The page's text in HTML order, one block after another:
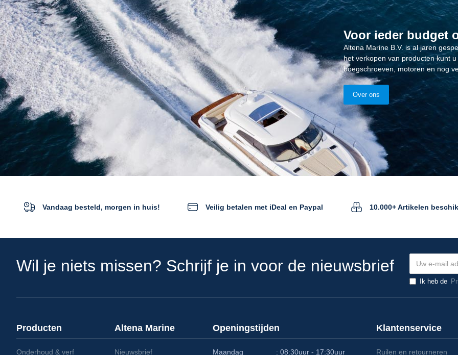
Voor ieder budget
Altena Marine B.V. is al jaren
het verkopen van producten kunt
boegschroeven, motoren en nog
Over ons
Vandaag besteld, morgen in huis! Veilig betalen met iDeal en Paypal 10.000+ Artikelen
Wil je niets missen? Schrijf je in voor de nieuwsbrief
Ik heb de
Producten
Onderhoud & verf
Altena Marine
Nieuwsbrief
Openingstijden
Maandag : 08:30uur - 17:30uur
Klantenservice
Ruilen en retourneren